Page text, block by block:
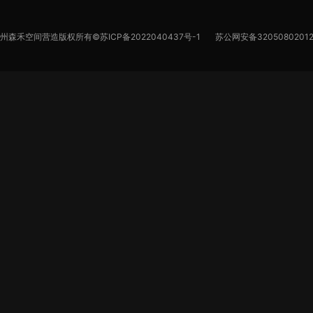
森禾空间营造版权所有©苏ICP备2022040437号-1 苏公网安备